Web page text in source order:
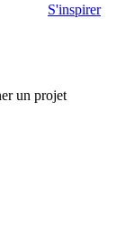
S'inspirer
un projet